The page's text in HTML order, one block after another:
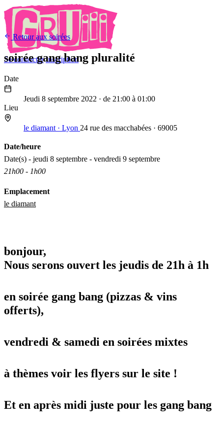
Se connecter Inscription
Retour aux soirées
soirée gang bang pluralité
Date
Jeudi 8 septembre 2022 · de 21:00 à 01:00
Lieu
le diamant · Lyon 24 rue des macchabées · 69005
Date/heure
Date(s) - jeudi 8 septembre - vendredi 9 septembre
21h00 - 1h00
Emplacement
le diamant
bonjour,
Nous serons ouvert les jeudis de 21h à 1h
en soirée gang bang (pizzas & vins
offerts),
vendredi & samedi en soirées mixtes
à thèmes voir les flyers sur le site !
Et en après midi juste pour les gang bang